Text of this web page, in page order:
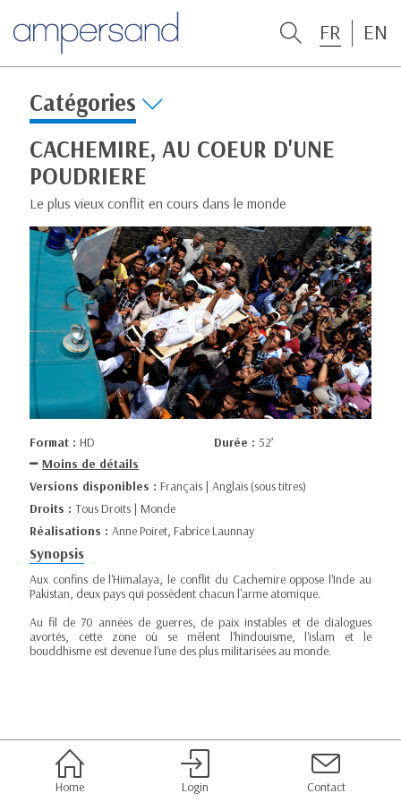
FR EN
Catégories
CACHEMIRE, AU COEUR D'UNE
POUDRIERE
Le plus vieux conflit en cours dans le monde
Format : HD Durée : 52’
Moins de détails
Versions disponibles : Français | Anglais (sous titres)
Droits : Tous Droits | Monde
Réalisations : Anne Poiret, Fabrice Launnay
Synopsis
Aux confins de l'Himalaya, le conflit du Cachemire oppose l'Inde au
Pakistan, deux pays qui possèdent chacun l'arme atomique.
Au fil de 70 années de guerres, de paix instables et de dialogues
avortés, cette zone où se mêlent l'hindouisme, l'islam et le
bouddhisme est devenue l'une des plus militarisées au monde.
Home Login Contact